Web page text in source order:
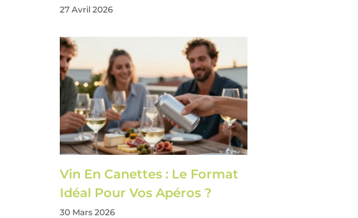
27 Avril 2026
Vin En Canettes : Le Format
Idéal Pour Vos Apéros ?
30 Mars 2026